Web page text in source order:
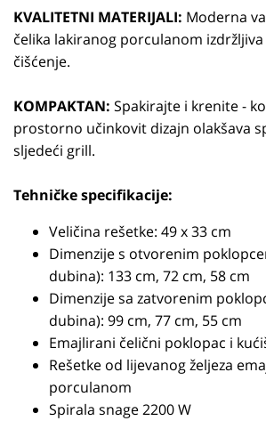
KVALITETNI MATERIJALI: Moderna
čelika lakiranog porculanom izdržljiva
čišćenje.
KOMPAKTAN: Spakirajte i krenite -
prostorno učinkovit dizajn olakšava
sljedeći grill.
Tehničke specifikacije:
Veličina rešetke: 49 x 33 cm
Dimenzije s otvorenim
dubina): 133 cm, 72 cm, 58 cm
Dimenzije sa zatvorenim
dubina): 99 cm, 77 cm, 55 cm
Emajlirani čelični poklopac i
Rešetke od lijevanog željeza
porculanom
Spirala snage 2200 W